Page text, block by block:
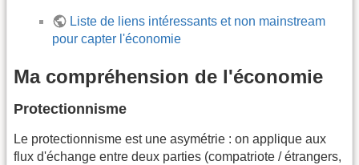
Liste de liens intéressants et non mainstream
pour capter l'économie
Ma compréhension de l'économie
Protectionnisme
Le protectionnisme est une asymétrie : on applique aux
flux d'échange entre deux parties (compatriote / étrangers,